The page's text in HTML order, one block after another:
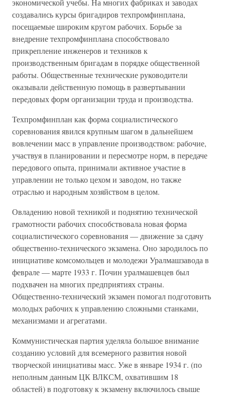
экономической учебы. На многих фабриках и заводах
создавались курсы бригадиров техпромфинплана,
посещаемые широким кругом рабочих. Борьбе за
внедрение техпромфинплана способствовало
прикрепление инженеров и техников к
производственным бригадам в порядке общественной
работы. Общественные технические руководители
оказывали действенную помощь в развертывании
передовых форм организации труда и производства.
Техпромфинплан как форма социалистического
соревнования явился крупным шагом в дальнейшем
вовлечении масс в управление производством: рабочие,
участвуя в планировании и пересмотре норм, в передаче
передового опыта, принимали активное участие в
управлении не только цехом и заводом, но также
отраслью и народным хозяйством в целом.
Овладению новой техникой и поднятию технической
грамотности рабочих способствовала новая форма
социалистического соревнования — движение за сдачу
общественно-технического экзамена. Оно зародилось по
инициативе комсомольцев и молодежи Уралмашзавода в
феврале — марте 1933 г. Почин уралмашевцев был
подхвачен на многих предприятиях страны.
Общественно-технический экзамен помогал подготовить
молодых рабочих к управлению сложными станками,
механизмами и агрегатами.
Коммунистическая партия уделяла большое внимание
созданию условий для всемерного развития новой
творческой инициативы масс. Уже в январе 1934 г. (по
неполным данным ЦК ВЛКСМ, охватившим 18
областей) в подготовку к экзамену включилось свыше